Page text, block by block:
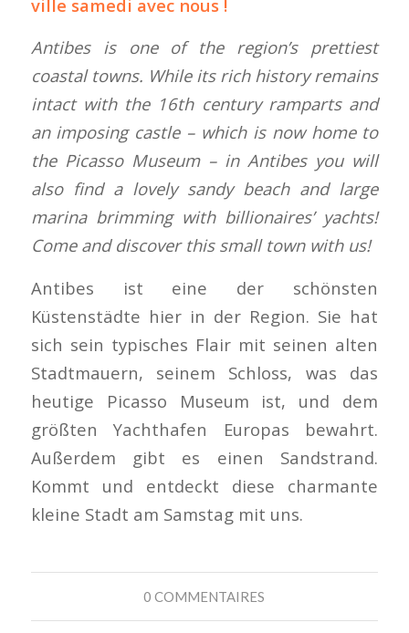
ville samedi avec nous !
Antibes is one of the region’s prettiest
coastal towns. While its rich history remains
intact with the 16th century ramparts and
an imposing castle – which is now home to
the Picasso Museum – in Antibes you will
also find a lovely sandy beach and large
marina brimming with billionaires’ yachts!
Come and discover this small town with us!
Antibes ist eine der schönsten
Küstenstädte hier in der Region. Sie hat
sich sein typisches Flair mit seinen alten
Stadtmauern, seinem Schloss, was das
heutige Picasso Museum ist, und dem
größten Yachthafen Europas bewahrt.
Außerdem gibt es einen Sandstrand.
Kommt und entdeckt diese charmante
kleine Stadt am Samstag mit uns.
0 COMMENTAIRES